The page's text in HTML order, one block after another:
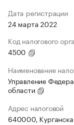
Дата регистрации
24 марта 2022
Код налогового
4500
Наименование
Управление
области
Адрес налоговой
640000,